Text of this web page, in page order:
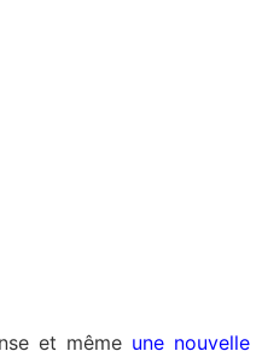
et même une nouvelle